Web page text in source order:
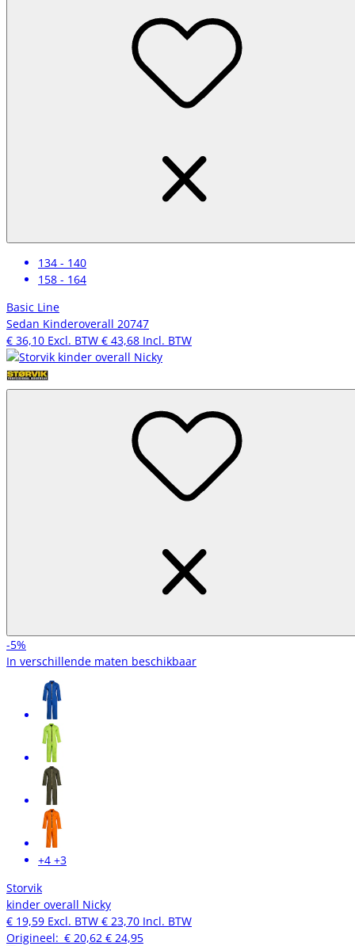
134 - 140
158 - 164
Basic Line
Sedan Kinderoverall 20747
€ 36,10 Excl. BTW € 43,68 Incl. BTW
-5%
In verschillende maten beschikbaar
+4 +3
Storvik
kinder overall Nicky
€ 19,59 Excl. BTW € 23,70 Incl. BTW
Origineel: € 20,62 € 24,95